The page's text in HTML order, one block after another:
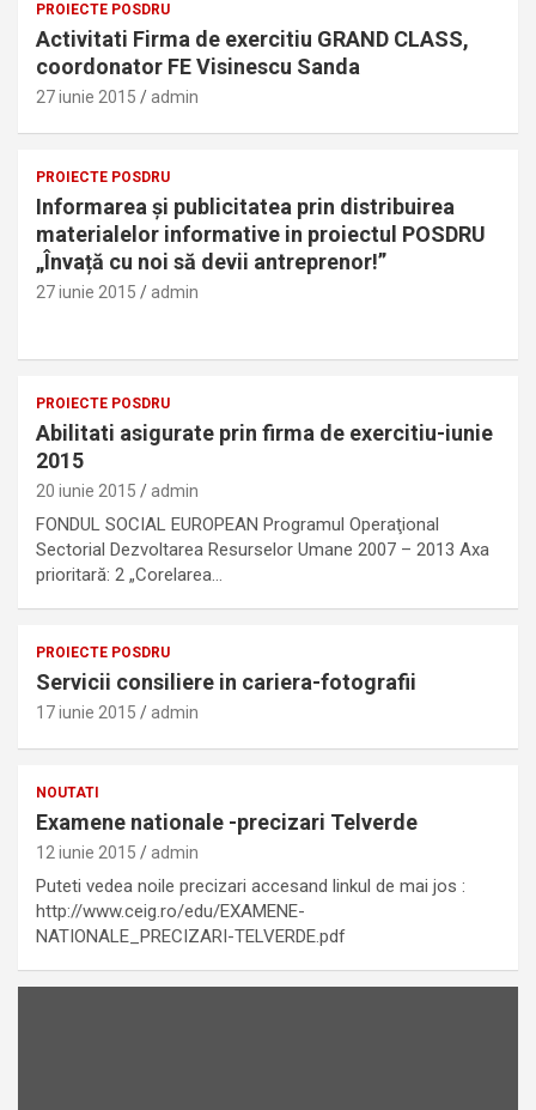
PROIECTE POSDRU
Activitati Firma de exercitiu GRAND CLASS,
coordonator FE Visinescu Sanda
27 iunie 2015 admin
PROIECTE POSDRU
Informarea și publicitatea prin distribuirea
materialelor informative in proiectul POSDRU
„Învață cu noi să devii antreprenor!”
27 iunie 2015 admin
PROIECTE POSDRU
Abilitati asigurate prin firma de exercitiu-iunie
2015
20 iunie 2015 admin
FONDUL SOCIAL EUROPEAN Programul Operaţional
Sectorial Dezvoltarea Resurselor Umane 2007 – 2013 Axa
prioritară: 2 „Corelarea…
PROIECTE POSDRU
Servicii consiliere in cariera-fotografii
17 iunie 2015 admin
NOUTATI
Examene nationale -precizari Telverde
12 iunie 2015 admin
Puteti vedea noile precizari accesand linkul de mai jos :
http://www.ceig.ro/edu/EXAMENE-
NATIONALE_PRECIZARI-TELVERDE.pdf